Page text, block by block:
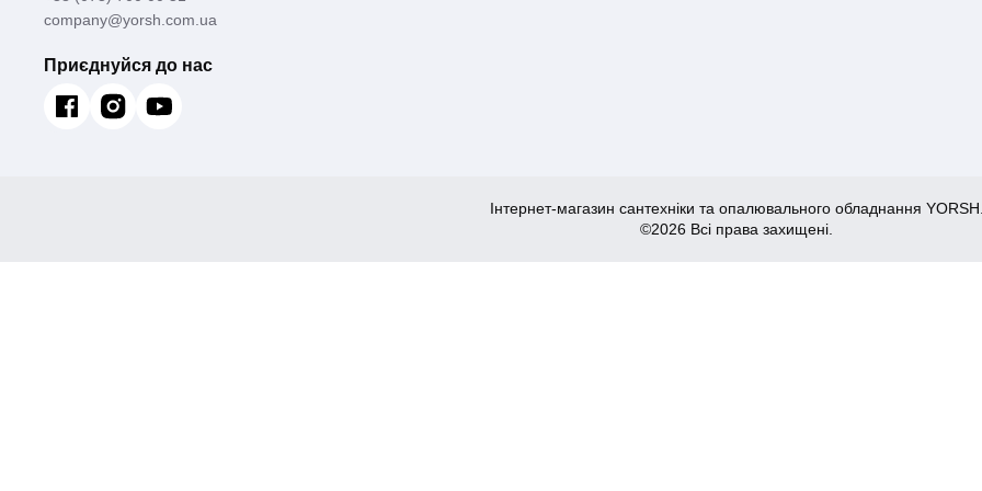
company@yorsh.com.ua
Приєднуйся до нас
Інтернет-магазин сантехніки та опалювального обладнання YORSH.
©2026 Всі права захищені.